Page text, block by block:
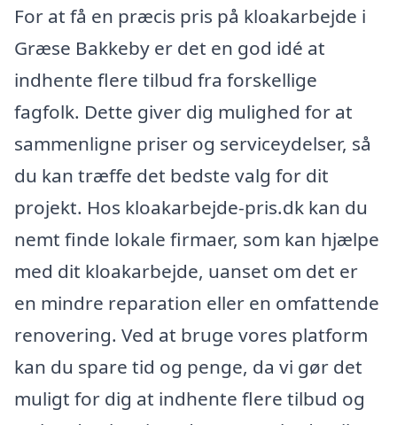
For at få en præcis pris på kloakarbejde i
Græse Bakkeby er det en god idé at
indhente flere tilbud fra forskellige
fagfolk. Dette giver dig mulighed for at
sammenligne priser og serviceydelser, så
du kan træffe det bedste valg for dit
projekt. Hos kloakarbejde-pris.dk kan du
nemt finde lokale firmaer, som kan hjælpe
med dit kloakarbejde, uanset om det er
en mindre reparation eller en omfattende
renovering. Ved at bruge vores platform
kan du spare tid og penge, da vi gør det
muligt for dig at indhente flere tilbud og